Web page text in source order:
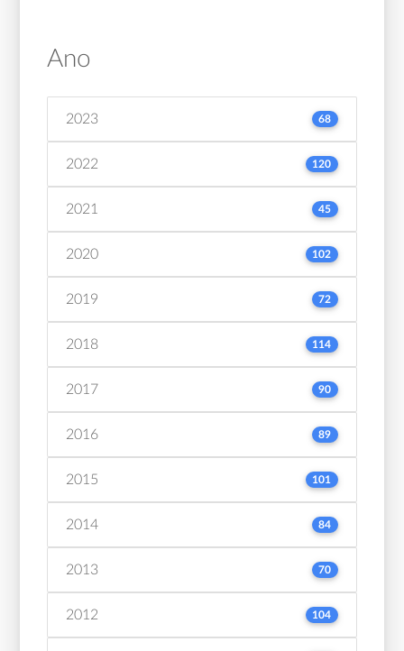
Ano
2023 68
2022 120
2021 45
2020 102
2019 72
2018 114
2017 90
2016 89
2015 101
2014 84
2013 70
2012 104